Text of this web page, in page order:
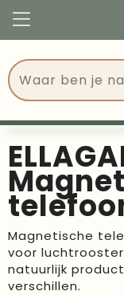
Tassen
Drinkwaren
Events
Give
Congres
Events
Kerst
Verjaardagen
Voetbal, EK
Magnetische
voor
natuurlijk
verschillen.